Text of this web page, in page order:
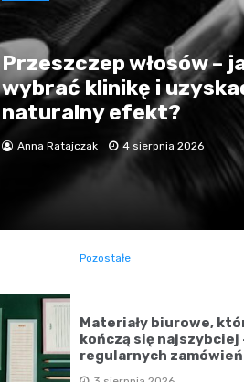
Przeszczep włosów –
wybrać klinikę i
naturalny efekt?
Anna Ratajczak 4 sierpnia 2026
Pozostałe
Materiały biurowe,
kończą się najszybciej
regularnych zamówień